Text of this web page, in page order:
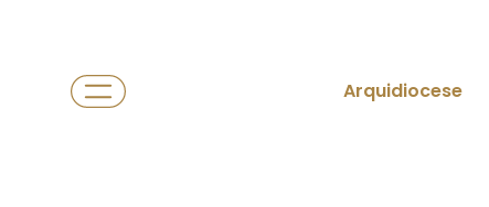
Arquidiocese